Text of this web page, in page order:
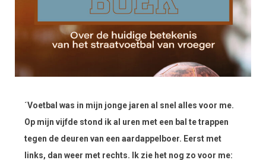
´Voetbal was in mijn jonge jaren al snel alles voor me.
Op mijn vijfde stond ik al uren met een bal te trappen
tegen de deuren van een aardappelboer. Eerst met
links, dan weer met rechts. Ik zie het nog zo voor me: